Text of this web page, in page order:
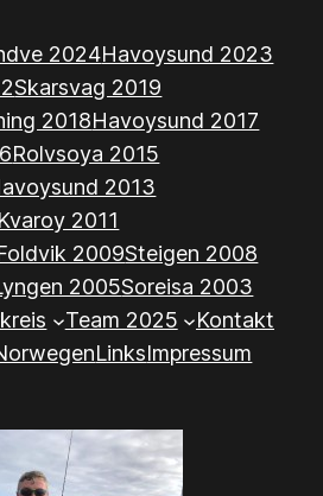
2024Havoysund 2023
Skarsvag 2019
2018Havoysund 2017
Rolvsoya 2015
2013
Kvaroy 2011
2009Steigen 2008
2005Soreisa 2003
Team 2025
Kontakt
LinksImpressum